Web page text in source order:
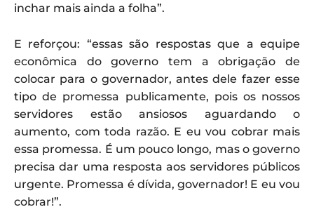
inchar mais ainda a folha”.
E reforçou: “essas são respostas que a equipe
econômica do governo tem a obrigação de
colocar para o governador, antes dele fazer esse
tipo de promessa publicamente, pois os nossos
servidores estão ansiosos aguardando o
aumento, com toda razão. E eu vou cobrar mais
essa promessa. É um pouco longo, mas o governo
precisa dar uma resposta aos servidores públicos
urgente. Promessa é dívida, governador! E eu vou
cobrar!”.